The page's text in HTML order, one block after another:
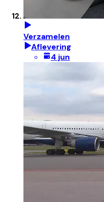
Verzamelen
Aflevering
4 jun